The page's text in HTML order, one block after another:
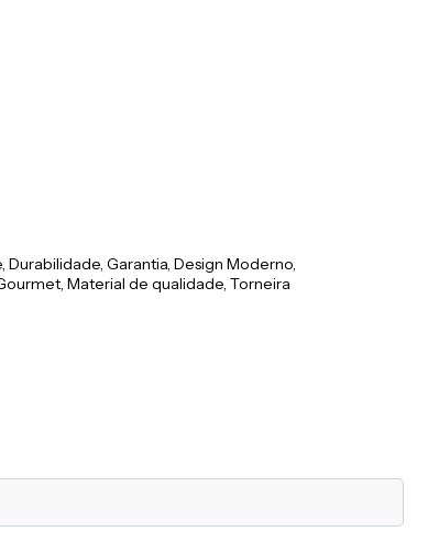
Garantia, Design Moderno,
Material de qualidade, Torneira